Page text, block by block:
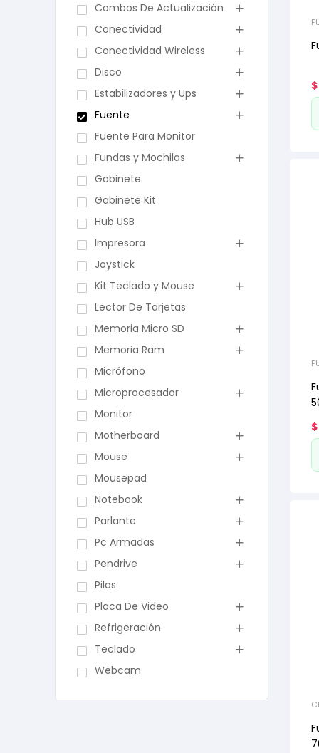
$
$
Combos De Actualización
Conectividad
Conectividad Wireless
Disco
Estabilizadores y Ups
Fuente
Fuente Para Monitor
Fundas y Mochilas
Gabinete
Gabinete Kit
Hub USB
Impresora
Joystick
Kit Teclado y Mouse
Lector De Tarjetas
Memoria Micro SD
Memoria Ram
Micrófono
Microprocesador
Monitor
Motherboard
Mouse
Mousepad
Notebook
Parlante
Pc Armadas
Pendrive
Pilas
Placa De Video
Refrigeración
Teclado
Webcam